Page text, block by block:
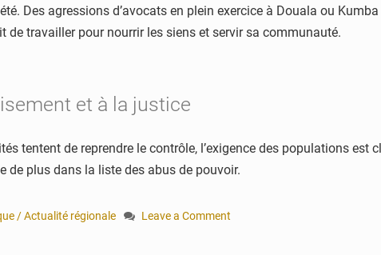
Des agressions d’avocats en plein exercice à Douala ou
travailler pour nourrir les siens et servir sa communauté.
et à la justice
tentent de reprendre le contrôle, l’exigence des populations
de plus dans la liste des abus de pouvoir.
/ Actualité régionale
Leave a Comment